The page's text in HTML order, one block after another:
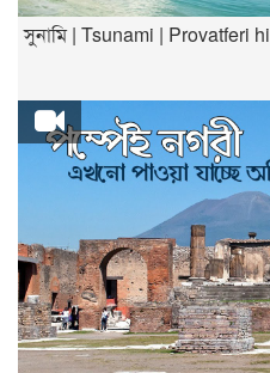
সুনামি | Tsunami | Provatferi hi